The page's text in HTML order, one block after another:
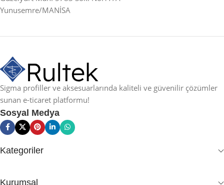
Yunusemre/MANİSA
Sigma profiller ve aksesuarlarında kaliteli ve güvenilir çözümler
sunan e-ticaret platformu!
Sosyal Medya
Kategoriler
Kurumsal